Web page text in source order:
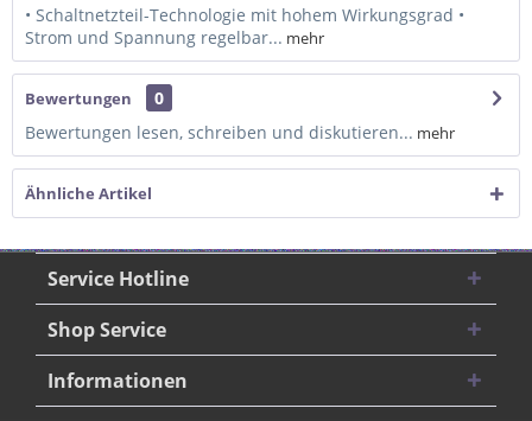
• Schaltnetzteil-Technologie mit hohem Wirkungsgrad •
Strom und Spannung regelbar... mehr
Bewertungen
0
Bewertungen lesen, schreiben und diskutieren... mehr
Ähnliche Artikel
Service Hotline
Shop Service
Informationen